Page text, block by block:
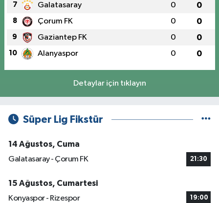
7 Galatasaray 0 0
8 Çorum FK 0 0
9 Gaziantep FK 0 0
10 Alanyaspor 0 0
Detaylar için tıklayın
Süper Lig Fikstür
14 Ağustos, Cuma
Galatasaray - Çorum FK
21:30
15 Ağustos, Cumartesi
Konyaspor - Rizespor
19:00